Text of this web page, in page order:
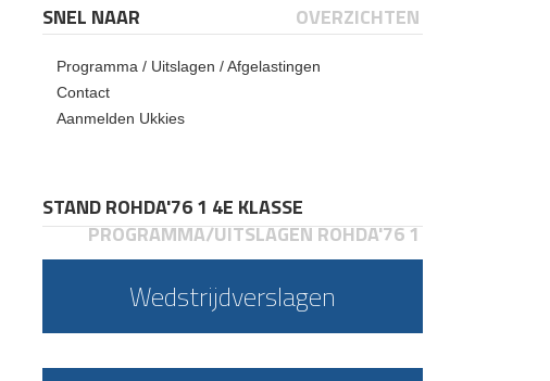
SNEL NAAR OVERZICHTEN
Programma / Uitslagen / Afgelastingen
Contact
Aanmelden Ukkies
STAND ROHDA'76 1 4E KLASSE
PROGRAMMA/UITSLAGEN ROHDA'76 1
Wedstrijdverslagen